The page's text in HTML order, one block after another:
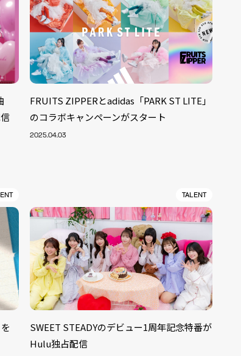
FRUITS ZIPPERとadidas「PARK ST LITE」
のコラボキャンペーンがスタート
2025.04.03
TALENT
SWEET STEADYのデビュー1周年記念特番が
Hulu独占配信